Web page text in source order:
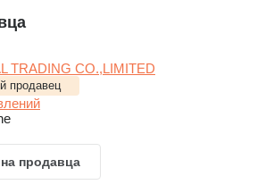
TRADING CO.,LIMITED
продавец
продавца